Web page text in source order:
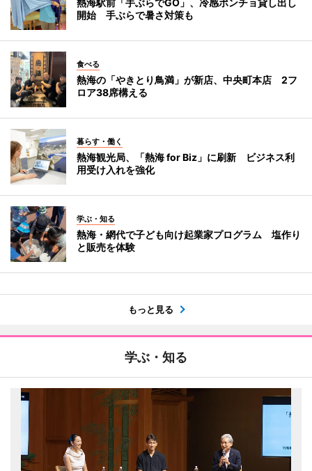
開始 手ぶらで暑さ対策も
食べる
熱海の「やきとり鳥満」が新店、中央町本店 2フ
ロア38席構える
暮らす・働く
熱海観光局、「熱海 for Biz」に刷新 ビジネス利
用受け入れを強化
学ぶ・知る
熱海・網代で子ども向け起業家プログラム 塩作り
と販売を体験
もっと見る
学ぶ・知る